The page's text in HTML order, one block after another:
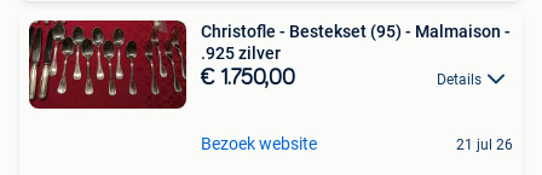
Christofle - Bestekset (95) - Malmaison -
.925 zilver
€ 1.750,00 Details
Bezoek website 21 jul 26